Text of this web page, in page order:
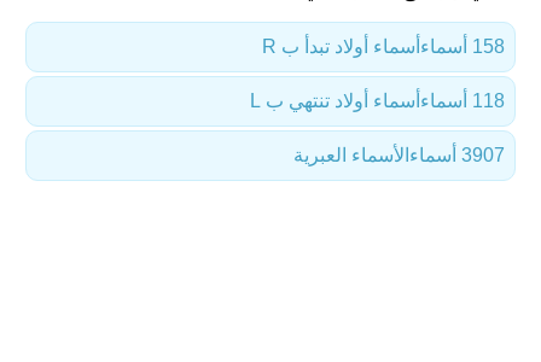
أسماء أولاد تبدأ ب R 158 أسماء
أسماء أولاد تنتهي ب L 118 أسماء
الأسماء العبرية 3907 أسماء